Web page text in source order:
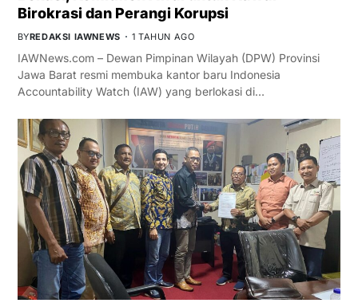
Birokrasi dan Perangi Korupsi
BYREDAKSI IAWNEWS 1 TAHUN AGO
IAWNews.com – Dewan Pimpinan Wilayah (DPW) Provinsi
Jawa Barat resmi membuka kantor baru Indonesia
Accountability Watch (IAW) yang berlokasi di…